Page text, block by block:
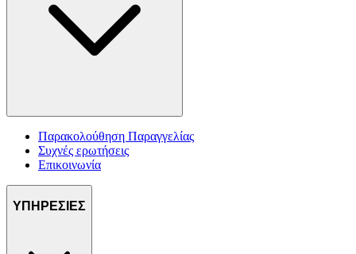
Παρακολούθηση Παραγγελίας
Συχνές ερωτήσεις
Επικοινωνία
ΥΠΗΡΕΣΙΕΣ